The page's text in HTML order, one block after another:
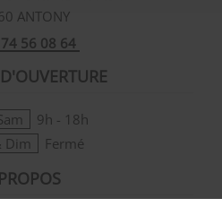
ANTONY
56 08 64
9h - 18h
Dim
Fermé